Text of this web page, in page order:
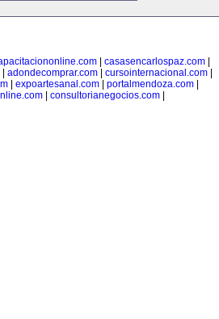
casasencarlospaz.com
| adondecomprar.com| cursointernacional.com|
expoartesanal.com portalmendoza.com
consultorianegocios.com